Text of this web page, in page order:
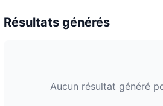
Résultats générés
Aucun résultat généré